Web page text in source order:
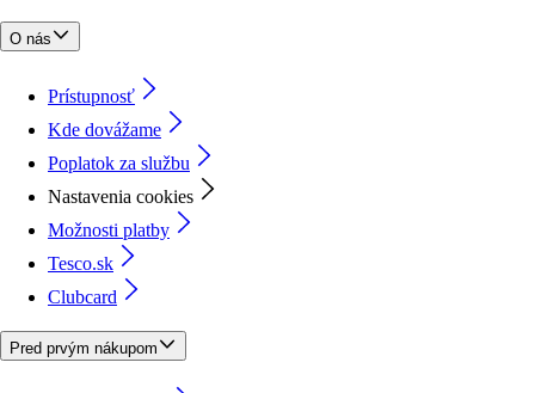
O nás
Prístupnosť
Kde dovážame
Poplatok za službu
Nastavenia cookies
Možnosti platby
Tesco.sk
Clubcard
Pred prvým nákupom